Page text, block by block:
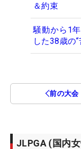
＆約束
騒動から1
した38歳の“
前の大会
JLPGA (国内